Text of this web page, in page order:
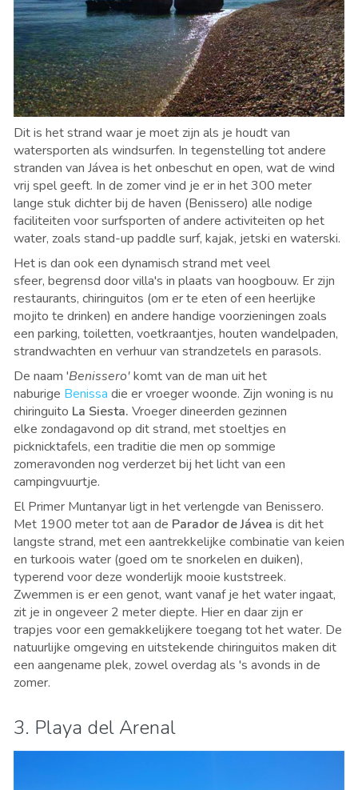
Dit is het strand waar je moet zijn als je houdt van
watersporten als windsurfen. In tegenstelling tot andere
stranden van Jávea is het onbeschut en open, wat de wind
vrij spel geeft. In de zomer vind je er in het 300 meter
lange stuk dichter bij de haven (Benissero) alle nodige
faciliteiten voor surfsporten of andere activiteiten op het
water, zoals stand-up paddle surf, kajak, jetski en waterski.
Het is dan ook een dynamisch strand met veel
sfeer, begrensd door villa's in plaats van hoogbouw. Er zijn
restaurants, chiringuitos (om er te eten of een heerlijke
mojito te drinken) en andere handige voorzieningen zoals
een parking, toiletten, voetkraantjes, houten wandelpaden,
strandwachten en verhuur van strandzetels en parasols.
De naam 'Benissero'komt van de man uit het
naburige Benissa die er vroeger woonde. Zijn woning is nu
chiringuito La Siesta. Vroeger dineerden gezinnen
elke zondagavond op dit strand, met stoeltjes en
picknicktafels, een traditie die men op sommige
zomeravonden nog verderzet bij het licht van een
campingvuurtje.
El Primer Muntanyar ligt in het verlengde van Benissero.
Met 1900 meter tot aan de Parador de Jávea is dit het
langste strand, met een aantrekkelijke combinatie van keien
en turkoois water (goed om te snorkelen en duiken),
typerend voor deze wonderlijk mooie kuststreek.
Zwemmen is er een genot, want vanaf je het water ingaat,
zit je in ongeveer 2 meter diepte. Hier en daar zijn er
trapjes voor een gemakkelijkere toegang tot het water. De
natuurlijke omgeving en uitstekende chiringuitos maken dit
een aangename plek, zowel overdag als 's avonds in de
zomer.
3. Playa del Arenal